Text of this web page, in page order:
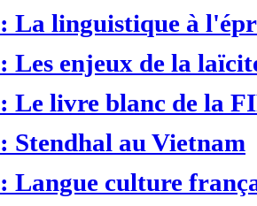
La linguistique à
Les enjeux de la
Le livre blanc de la
Stendhal au Vietnam
Langue culture